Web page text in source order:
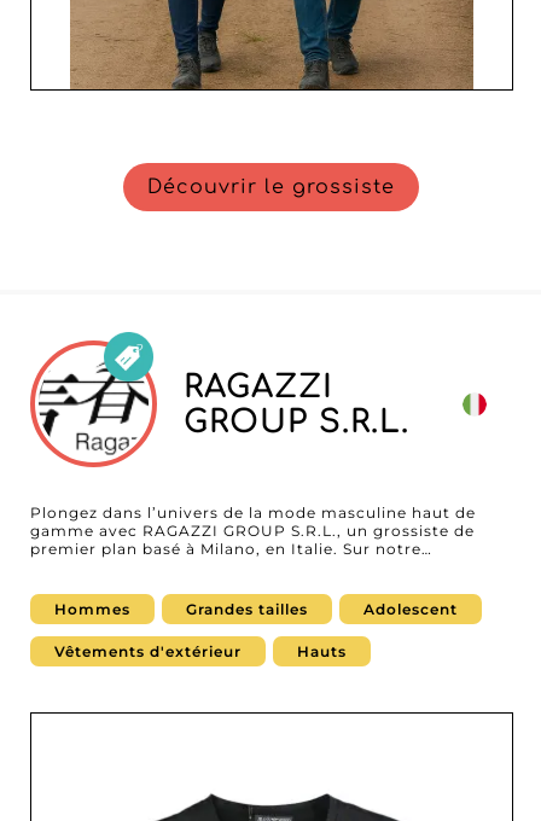
Découvrir le grossiste
RAGAZZI
GROUP S.R.L.
Plongez dans l’univers de la mode masculine haut de
gamme avec RAGAZZI GROUP S.R.L., un grossiste de
premier plan basé à Milano, en Italie. Sur notre
professionnels ciblant les hommes. Spécialisé dans les
manteaux, hauts, bas et denim, RAGAZZI GROUP S.R.L.
incarne l’élégance à l’italienne tout en restant fidèle à
une qualité irréprochable. En tant que marchand à la
pièce est conçue avec un souci du détail qui répond aux
RAGAZZI GROUP S.R.L., accédez à un monde où
Hommes Grandes tailles Adolescent
Vêtements d'extérieur Hauts